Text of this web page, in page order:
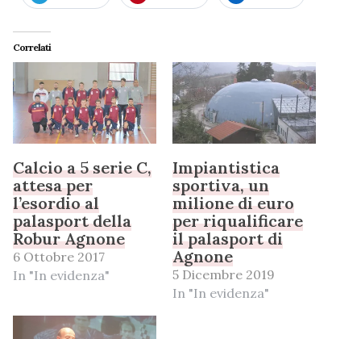
Correlati
Calcio a 5 serie C,
attesa per
l’esordio al
palasport della
Robur Agnone
6 Ottobre 2017
In "In evidenza"
Impiantistica
sportiva, un
milione di euro
per riqualificare
il palasport di
Agnone
5 Dicembre 2019
In "In evidenza"